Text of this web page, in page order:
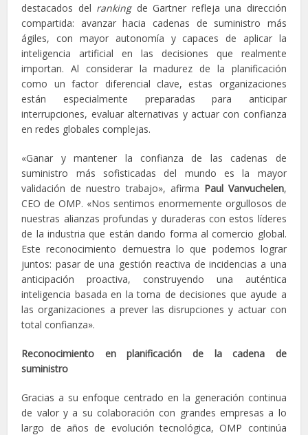
destacados del rankingde Gartner refleja una dirección
compartida: avanzar hacia cadenas de suministro más
ágiles, con mayor autonomía y capaces de aplicar la
inteligencia artificial en las decisiones que realmente
importan. Al considerar la madurez de la planificación
como un factor diferencial clave, estas organizaciones
están especialmente preparadas para anticipar
interrupciones, evaluar alternativas y actuar con confianza
en redes globales complejas.
«Ganar y mantener la confianza de las cadenas de
suministro más sofisticadas del mundo es la mayor
validación de nuestro trabajo», afirma Paul Vanvuchelen,
CEO de OMP. «Nos sentimos enormemente orgullosos de
nuestras alianzas profundas y duraderas con estos líderes
de la industria que están dando forma al comercio global.
Este reconocimiento demuestra lo que podemos lograr
juntos: pasar de una gestión reactiva de incidencias a una
anticipación proactiva, construyendo una auténtica
inteligencia basada en la toma de decisiones que ayude a
las organizaciones a prever las disrupciones y actuar con
total confianza».
Reconocimiento en planificación de la cadena de
suministro
Gracias a su enfoque centrado en la generación continua
de valor y a su colaboración con grandes empresas a lo
largo de años de evolución tecnológica, OMP continúa